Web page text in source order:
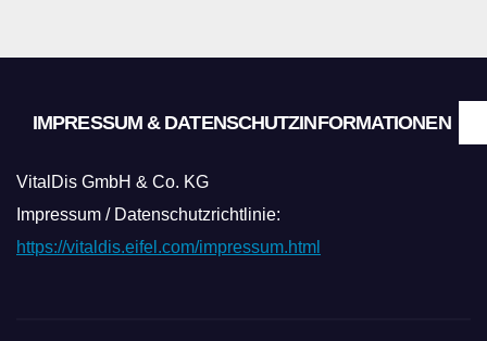
IMPRESSUM & DATENSCHUTZINFORMATIONEN
VitalDis GmbH & Co. KG
Impressum / Datenschutzrichtlinie:
https://vitaldis.eifel.com/impressum.html